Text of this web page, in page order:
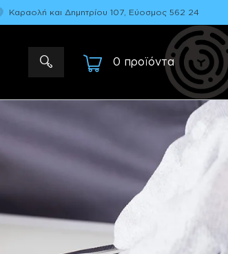
Καραολή και Δημητρίου 107, Εύοσμος 562 24
0 προϊόντα-